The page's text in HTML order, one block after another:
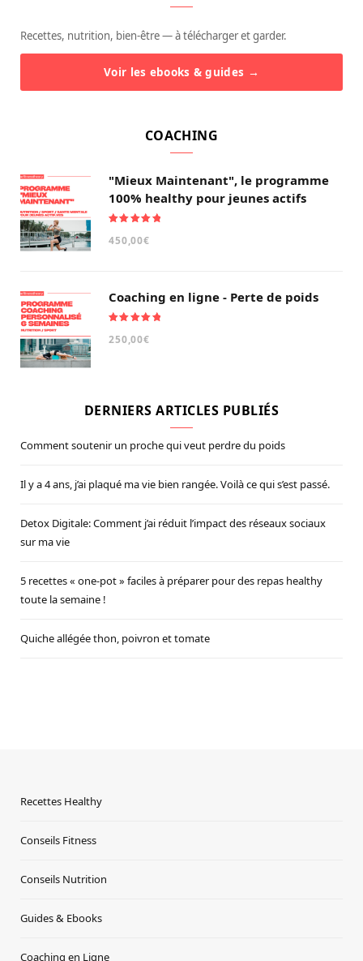
Recettes, nutrition, bien-être — à télécharger et garder.
Voir les ebooks & guides →
COACHING
"Mieux Maintenant", le programme
100% healthy pour jeunes actifs
sur 5
450,00€
Coaching en ligne - Perte de poids
sur 5
250,00€
DERNIERS ARTICLES PUBLIÉS
Comment soutenir un proche qui veut perdre du poids
Il y a 4 ans, j’ai plaqué ma vie bien rangée. Voilà ce qui s’est passé.
Detox Digitale: Comment j’ai réduit l’impact des réseaux sociaux
sur ma vie
5 recettes « one-pot » faciles à préparer pour des repas healthy
toute la semaine !
Quiche allégée thon, poivron et tomate
Recettes Healthy
Conseils Fitness
Conseils Nutrition
Guides & Ebooks
Coaching en Ligne